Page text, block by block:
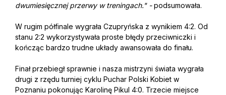
dwumiesięcznej przerwy w treningach." -podsumowała.
W rugim półfinale wygrała Czupryńska z wynikiem 4:2. Od
stanu 2:2 wykorzystywała proste błędy przeciwniczki i
kończąc bardzo trudne układy awansowała do finału.
Finał przebiegł sprawnie i nasza mistrzyni świata wygrała
drugi z rzędu turniej cyklu Puchar Polski Kobiet w
Poznaniu pokonując Karolinę Pikul 4:0. Trzecie miejsce